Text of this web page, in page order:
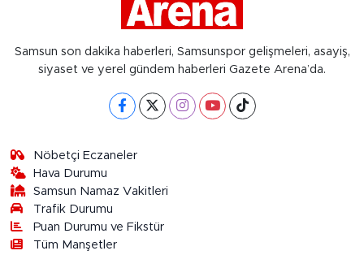
Samsun son dakika haberleri, Samsunspor gelişmeleri, asayiş,
siyaset ve yerel gündem haberleri Gazete Arena’da.
Nöbetçi Eczaneler
Hava Durumu
Samsun Namaz Vakitleri
Trafik Durumu
Puan Durumu ve Fikstür
Tüm Manşetler